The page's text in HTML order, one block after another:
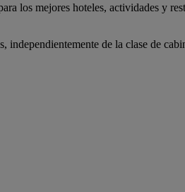
los mejores hoteles, actividades y
de la clase de